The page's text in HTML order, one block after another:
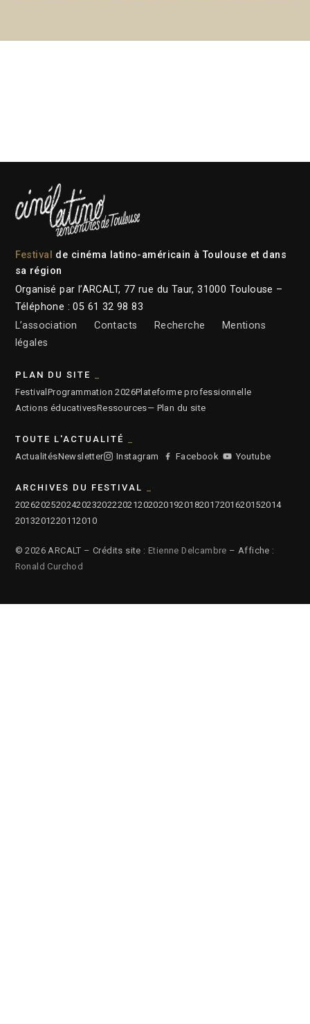
Festival
de cinéma latino-américain à Toulouse et dans
sa région
Organisé par l’ARCALT, 77 rue du Taur, 31000 Toulouse –
Téléphone : 05 61 32 98 83
L’association
Contacts Recherche
Mentions
légales
PLAN DU SITE
Festival Programmation 2026Plateforme professionnelle
Actions éducativesRessources— Plan du site
TOUTE L'ACTUALITÉ
ActualitésNewsletter Instagram Facebook Youtube
ARCHIVES DU FESTIVAL
2026202520242023202220212020201920182017201620152014
2013201220112010
© 2026 ARCALT – Crédits site : Etienne Delcambre – Affiche :
Ronald Curchod